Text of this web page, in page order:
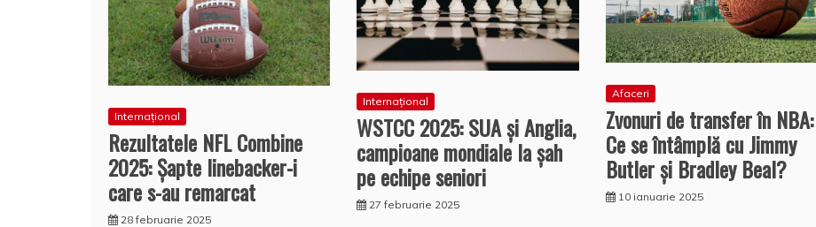
Internațional
Rezultatele NFL Combine
2025: Șapte linebacker-i
care s-au remarcat
28 februarie 2025
Internațional
WSTCC 2025: SUA și Anglia,
campioane mondiale la șah
pe echipe seniori
27 februarie 2025
Afaceri
Zvonuri de transfer în NBA:
Ce se întâmplă cu Jimmy
Butler și Bradley Beal?
10 ianuarie 2025